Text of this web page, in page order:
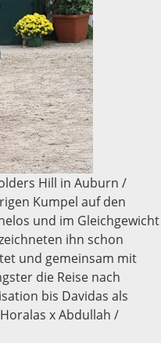
Hill in Auburn /
Kumpel auf den
und im Gleichgewicht
ihn schon
und gemeinsam mit
die Reise nach
bis Davidas als
x Abdullah /